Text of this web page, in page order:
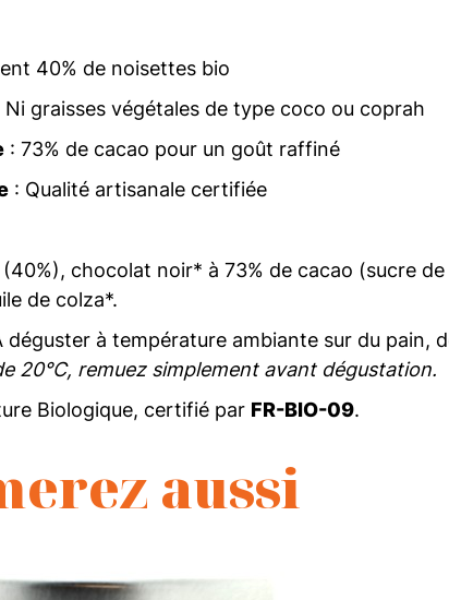
40% de noisettes bio
Ni graisses végétales de type coco ou coprah
: 73% de cacao pour un goût raffiné
: Qualité artisanale certifiée
chocolat noir* à 73% de cacao (sucre
de colza*.
déguster à température ambiante sur du pain,
20°C, remuez simplement avant dégustation.
Biologique, certifié par FR-BIO-09.
aussi